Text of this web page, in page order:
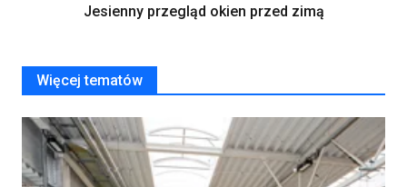
Jesienny przegląd okien przed zimą
Więcej tematów